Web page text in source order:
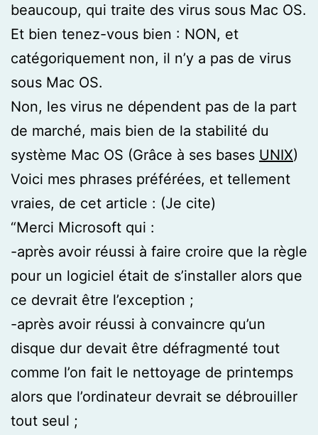
beaucoup, qui traite des virus sous Mac OS.
Et bien tenez-vous bien : NON, et
catégoriquement non, il n’y a pas de virus
sous Mac OS.
Non, les virus ne dépendent pas de la part
de marché, mais bien de la stabilité du
système Mac OS (Grâce à ses bases UNIX)
Voici mes phrases préférées, et tellement
vraies, de cet article : (Je cite)
“Merci Microsoft qui :
-après avoir réussi à faire croire que la règle
pour un logiciel était de s’installer alors que
ce devrait être l’exception ;
-après avoir réussi à convaincre qu’un
disque dur devait être défragmenté tout
comme l’on fait le nettoyage de printemps
alors que l’ordinateur devrait se débrouiller
tout seul ;